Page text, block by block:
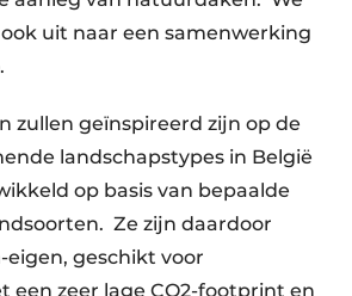
uit naar een samenwerking
zullen geïnspireerd zijn op de
landschapstypes in België
op basis van bepaalde
Ze zijn daardoor
geschikt voor
een zeer lage CO2-footprint en